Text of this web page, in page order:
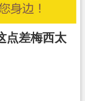
点差梅西太